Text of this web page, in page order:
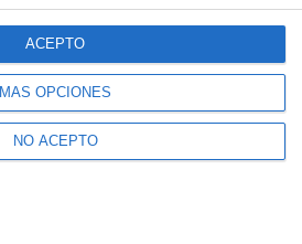
MÁS OPCIONES
NO ACEPTO
ACEPTO